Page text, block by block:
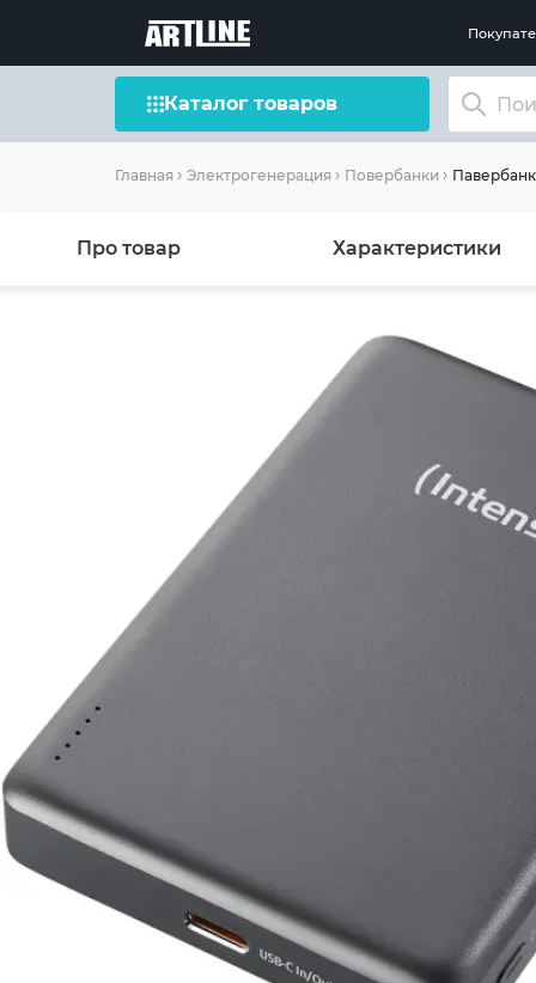
Каталог товаров
Главная Электрогенерация Повербанки
Про товар Характеристики